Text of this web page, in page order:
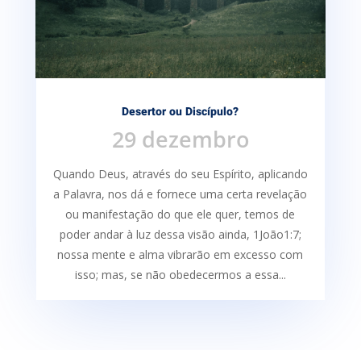
Desertor ou Discípulo?
29 dezembro
Quando Deus, através do seu Espírito, aplicando
a Palavra, nos dá e fornece uma certa re­velação
ou manifestação do que ele quer, temos de
poder andar à luz dessa visão ainda, 1João1:7;
nossa mente e alma vibrarão em excesso com
isso; mas, se não obedecermos a essa...